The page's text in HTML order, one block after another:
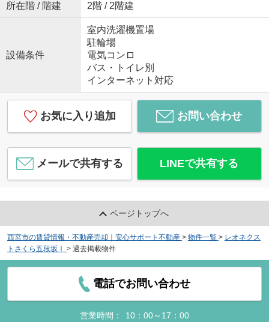
所在階 / 階建 2階 / 2階建
設備条件
室内洗濯機置場
駐輪場
電気コンロ
バス・トイレ別
インターネット対応
お気に入り追加 お問い合わせ
メールで共有する LINEで共有する
ページトップへ
西宮市の賃貸情報・不動産売却｜安心サポート不動産 > 物件一覧 > レオネクス
トさくら五段坂Ⅰ > 過去掲載物件
電話でお問い合わせ
営業時間： 10：00～17：00